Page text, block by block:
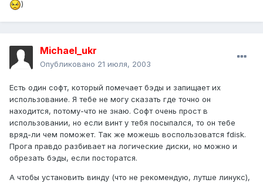
)
Michael_ukr
Опубликовано 21 июля, 2003
Есть один софт, который помечает бэды и запищает их
использование. Я тебе не могу сказать где точно он
находится, потому-что не знаю. Софт очень прост в
использовании, но если винт у тебя посыпался, то он тебе
вряд-ли чем поможет. Так же можешь воспользоватся fdisk.
Прога правдо разбивает на логические диски, но можно и
обрезать бэды, если посторатся.
А чтобы установить винду (что не рекомендую, лутше линукс),